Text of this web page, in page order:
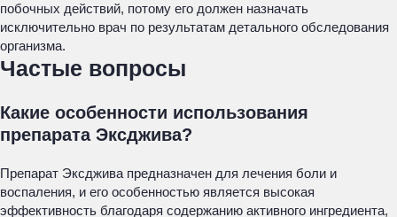
побочных действий, потому его должен назначать
исключительно врач по результатам детального обследования
организма.
Частые вопросы
Какие особенности использования
препарата Эксджива?
Препарат Эксджива предназначен для лечения боли и
воспаления, и его особенностью является высокая
эффективность благодаря содержанию активного ингредиента,